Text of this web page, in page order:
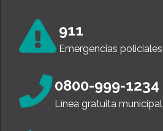
911
Emergencias policiales
0800-999-1234
Línea gratuita municipal